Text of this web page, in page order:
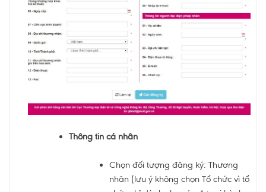
Thông tin cá nhân
Chọn đối tượng đăng ký: Thương
nhân (lưu ý không chọn Tổ chức vì tổ